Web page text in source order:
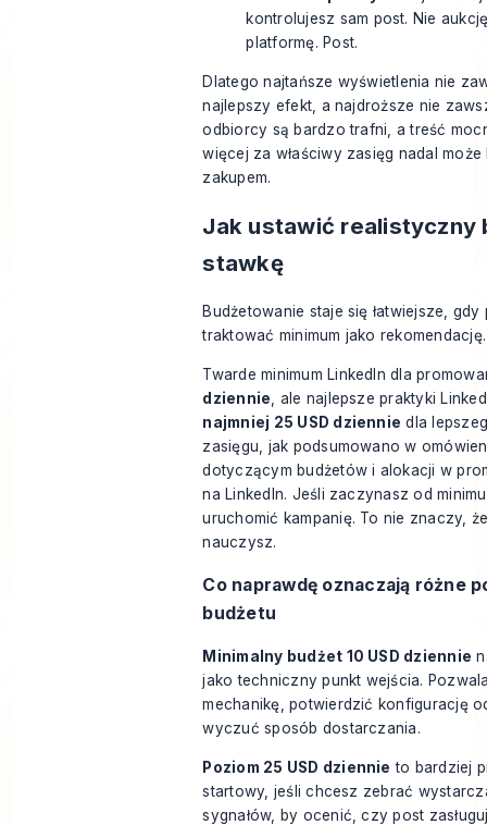
kontrolujesz sam post. Nie
platformę. Post.
Dlatego najtańsze wyświetlenia nie
najlepszy efekt, a najdroższe nie
odbiorcy są bardzo trafni, a treść
więcej za właściwy zasięg nadal
zakupem.
Jak ustawić realistyczny
stawkę
Budżetowanie staje się łatwiejsze, gdy
traktować minimum jako rekomendację.
Twarde minimum LinkedIn dla
dziennie , ale najlepsze praktyki
najmniej 25 USD dziennie dla
zasięgu, jak podsumowano w
dotyczącym budżetów i alokacji w
na LinkedIn. Jeśli zaczynasz od
uruchomić kampanię. To nie znaczy,
nauczysz.
Co naprawdę oznaczają różne
budżetu
Minimalny budżet 10 USD dziennie
jako techniczny punkt wejścia.
mechanikę, potwierdzić konfigurację
wyczuć sposób dostarczania.
Poziom 25 USD dziennie to bardziej
startowy, jeśli chcesz zebrać
sygnałów, by ocenić, czy post